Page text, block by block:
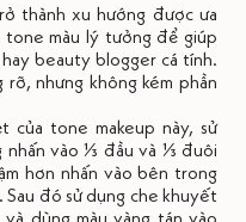
thành xu hướng được ưa
màu lý tưởng để giúp
beauty blogger cá tính.
nhưng không kém phần
của tone makeup này, sử
nhấn vào ⅓ đầu và ⅓ đuôi
hơn nhấn vào bên trong
đó sử dụng che khuyết